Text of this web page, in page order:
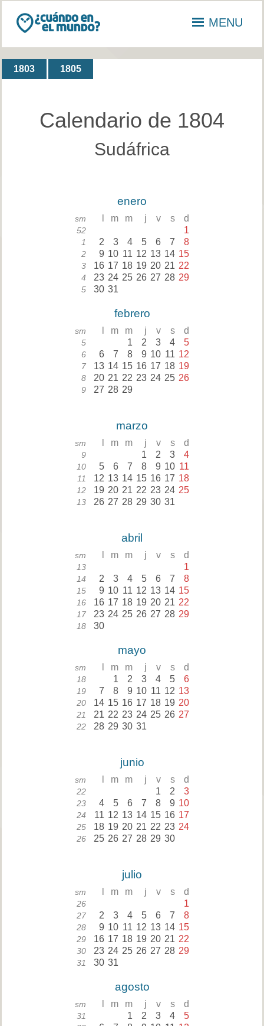
MENU
1803 1805
Calendario de 1804
Sudáfrica
enero
sm m m j v s d
52 1
1 2 3 4 5 6 7 8
2 9 10 11 12 13 14 15
3 16 17 18 19 20 21 22
4 23 24 25 26 27 28 29
5 30 31
febrero
sm m m j v s d
5 1 2 3 4 5
6 6 7 8 9 10 11 12
7 13 14 15 16 17 18 19
8 20 21 22 23 24 25 26
9 27 28 29
marzo
sm m m j v s d
9 1 2 3 4
10 5 6 7 8 9 10 11
11 12 13 14 15 16 17 18
12 19 20 21 22 23 24 25
13 26 27 28 29 30 31
abril
sm m m j v s d
13 1
14 2 3 4 5 6 7 8
15 9 10 11 12 13 14 15
16 16 17 18 19 20 21 22
17 23 24 25 26 27 28 29
18 30
mayo
sm m m j v s d
18 1 2 3 4 5 6
19 7 8 9 10 11 12 13
20 14 15 16 17 18 19 20
21 21 22 23 24 25 26 27
22 28 29 30 31
junio
sm m m j v s d
22 1 2 3
23 4 5 6 7 8 9 10
24 11 12 13 14 15 16 17
25 18 19 20 21 22 23 24
26 25 26 27 28 29 30
julio
sm m m j v s d
26 1
27 2 3 4 5 6 7 8
28 9 10 11 12 13 14 15
29 16 17 18 19 20 21 22
30 23 24 25 26 27 28 29
31 30 31
agosto
sm m m j v s d
31 1 2 3 4 5